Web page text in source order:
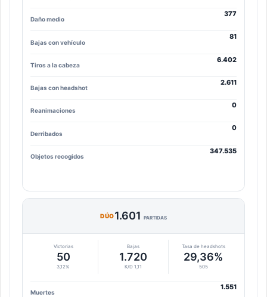
Daño medio
377
Bajas con vehículo
81
Tiros a la cabeza
6.402
Bajas con headshot
2.611
Reanimaciones
0
Derribados
0
Objetos recogidos
347.535
DÚO1.601PARTIDAS
Victorias
50
3,12%
Bajas
1.720
K/D 1,11
Tasa de headshots
29,36%
505
Muertes
1.551